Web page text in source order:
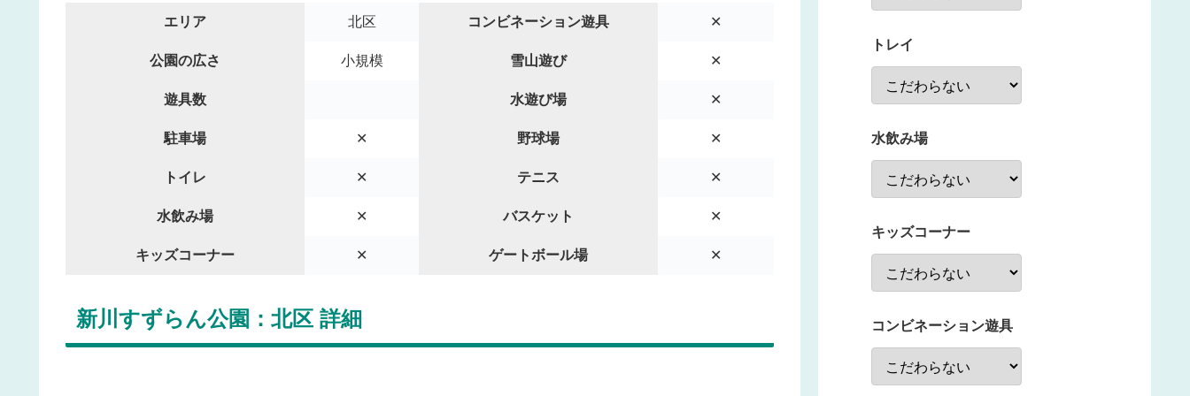
エリア 北区 コンビネーション遊具 ✕
公園の広さ 小規模 雪山遊び ✕
遊具数 水遊び場 ✕
駐車場 ✕ 野球場 ✕
トイレ ✕ テニス ✕
水飲み場 ✕ バスケット ✕
キッズコーナー ✕ ゲートボール場 ✕
新川すずらん公園：北区 詳細
トレイ
水飲み場
キッズコーナー
コンビネーション遊具